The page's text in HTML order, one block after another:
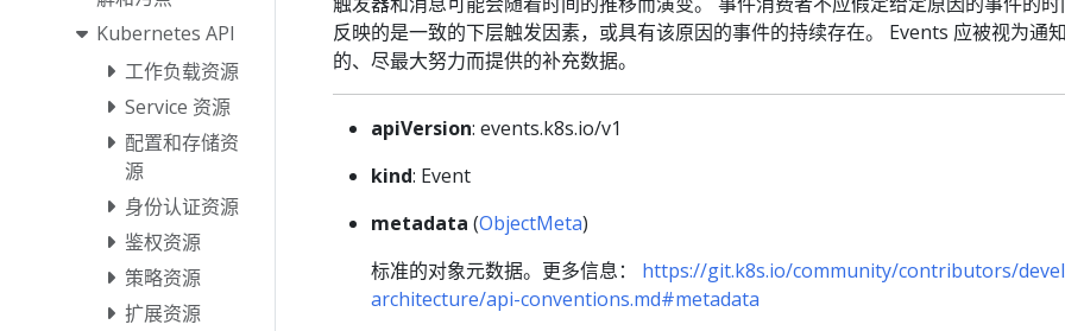
Kubernetes API
工作负载资源
Service 资源
配置和存储资
源
身份认证资源
鉴权资源
策略资源
扩展资源
反映的是一致的下层触发因素，或具有该原因的事件的持续存在。 Events 应被视为通
的、尽最大努力而提供的补充数据。
apiVersion: events.k8s.io/v1
kind: Event
metadata (ObjectMeta)
标准的对象元数据。更多信息： https://git.k8s.io/community/contributors/
architecture/api-conventions.md#metadata